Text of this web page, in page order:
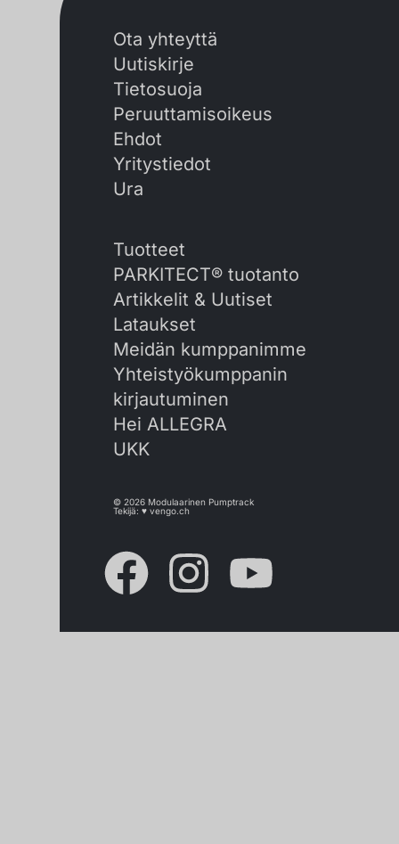
Ota yhteyttä
Uutiskirje
Tietosuoja
Peruuttamisoikeus
Ehdot
Yritystiedot
Ura
Tuotteet
PARKITECT® tuotanto
Artikkelit & Uutiset
Lataukset
Meidän kumppanimme
Yhteistyökumppanin
kirjautuminen
Hei ALLEGRA
UKK
© 2026 Modulaarinen Pumptrack
Tekijä: ♥vengo.ch